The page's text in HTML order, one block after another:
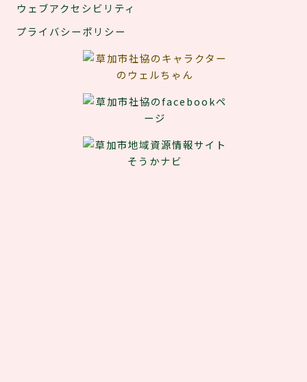
ウェブアクセシビリティ
プライバシーポリシー